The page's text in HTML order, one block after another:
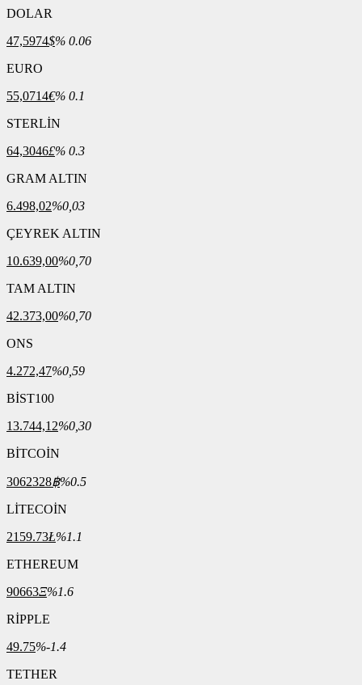
DOLAR
47,5974$% 0.06
EURO
55,0714€% 0.1
STERLİN
64,3046£% 0.3
GRAM ALTIN
6.498,02%0,03
ÇEYREK ALTIN
10.639,00%0,70
TAM ALTIN
42.373,00%0,70
ONS
4.272,47%0,59
BİST100
13.744,12%0,30
BİTCOİN
3062328฿%0.5
LİTECOİN
2159.73Ł%1.1
ETHEREUM
90663Ξ%1.6
RİPPLE
49.75%-1.4
TETHER